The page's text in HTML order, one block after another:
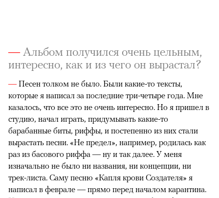
—Альбом получился очень цельным,
интересно, как и из чего он вырастал?
— Песен толком не было. Были какие-то тексты,
которые я написал за последние три-четыре года. Мне
казалось, что все это не очень интересно. Но я пришел в
студию, начал играть, придумывать какие-то
барабанные биты, риффы, и постепенно из них стали
вырастать песни. «Не предел», например, родилась как
раз из басового риффа — ну и так далее. У меня
изначально не было ни названия, ни концепции, ни
трек-листа. Саму песню «Капля крови Создателя» я
написал в феврале — прямо перед началом карантина.